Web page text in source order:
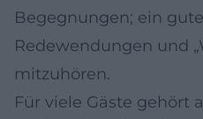
Begegnungen; ein
Redewendungen und
mitzuhören.
Für viele Gäste gehört